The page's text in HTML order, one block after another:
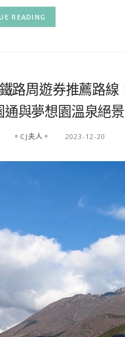
READING
路周遊券推薦路
通與夢想園溫泉絕
。CJ夫人。 2023-12-20